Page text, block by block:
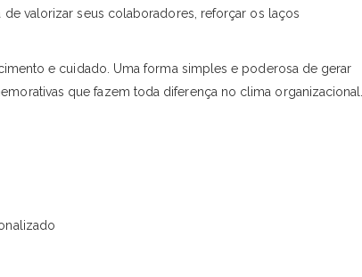
valorizar seus colaboradores, reforçar os laços
e cuidado. Uma forma simples e poderosa de gerar
que fazem toda diferença no clima organizacional.